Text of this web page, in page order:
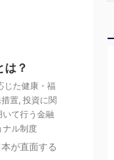
は？
じた健康・福
置, 投資に関
て行う金融
ナル制度
が直面する